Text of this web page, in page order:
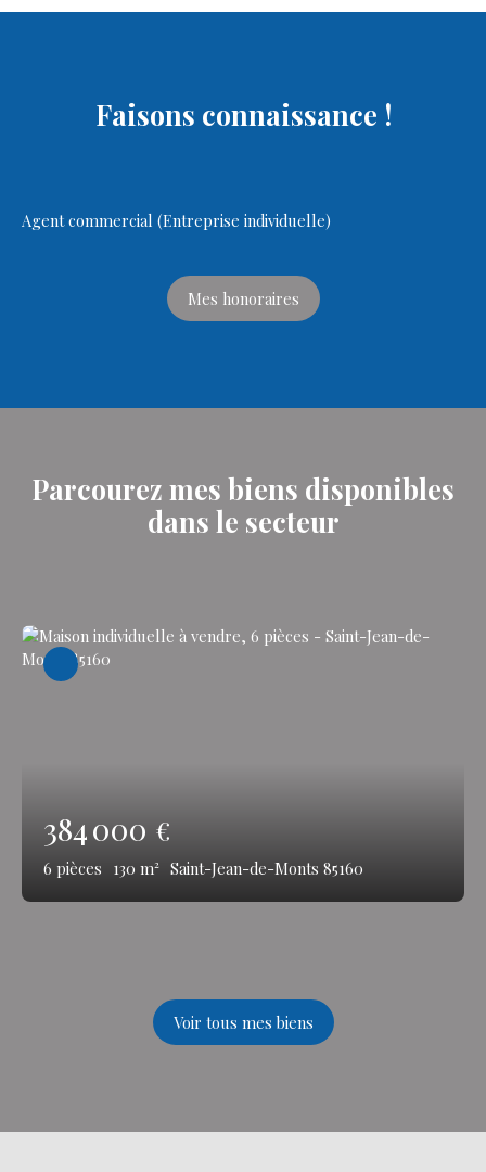
Faisons connaissance !
Agent commercial (Entreprise individuelle)
Mes honoraires
Parcourez mes biens disponibles
dans le secteur
384 000 €
6 pièces 130 m² Saint-Jean-de-Monts 85160
Voir tous mes biens